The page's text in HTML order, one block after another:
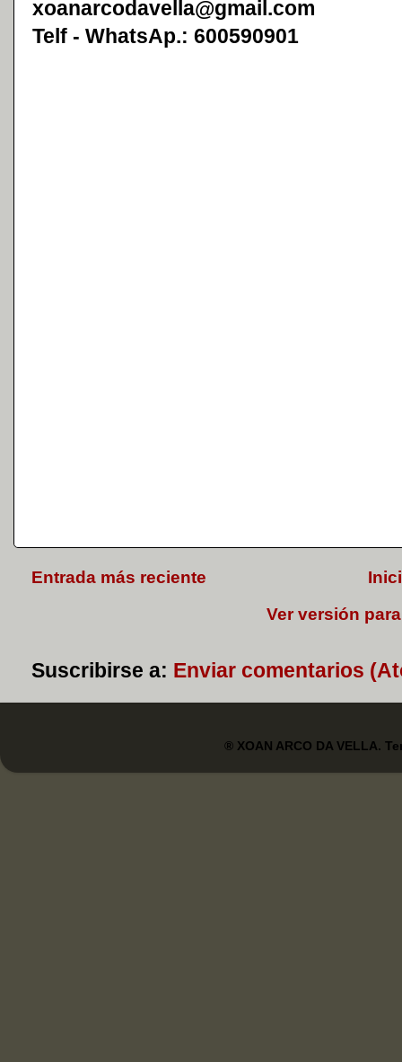
xoanarcodavella@gmail.com
Telf - WhatsAp.: 600590901
Entrada más reciente
Ver versión
Suscribirse a: Enviar comentarios
® XOAN ARCO DA VELLA.